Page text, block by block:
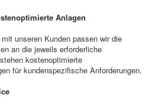
Anlagen
unseren Kunden passen wir die
an die jeweils erforderliche
kostenoptimierte
für kundenspezifische Anforderungen.